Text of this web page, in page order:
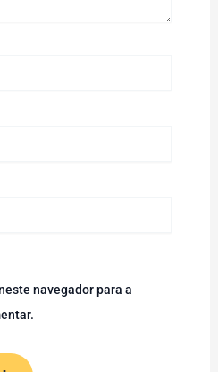
navegador para a